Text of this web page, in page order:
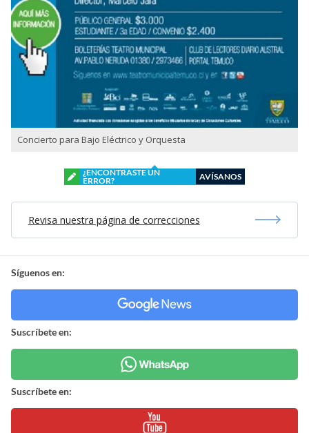
Concierto para Bajo Eléctrico y Orquesta
¿ENCONTRASTE UN
ERROR?
AVÍSANOS
Revisa nuestra página de correcciones
Síguenos en:
Suscríbete en:
Suscríbete en: